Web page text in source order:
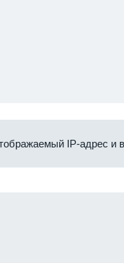
IP-адрес и